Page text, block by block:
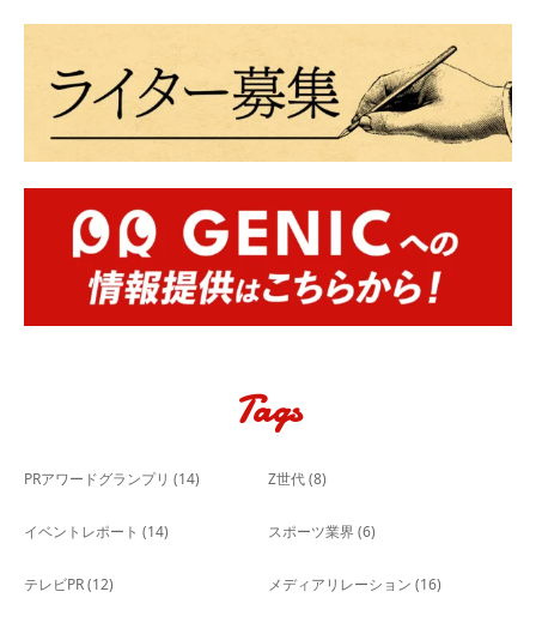
Tags
PRアワードグランプリ (14) Z世代(8)
イベントレポート (14) スポーツ業界 (6)
テレビPR(12) メディアリレーション (16)